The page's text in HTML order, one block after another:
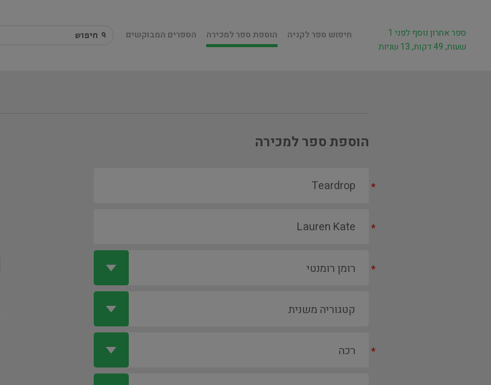
חיפוש ספר לקניה הוספת ספר למכירה הספרים המבוקשים
ספר אחרון נוסף לפני 1
שעות, 49 דקות, 13 שניות
הוספת ספר למכירה
*
*
*
*